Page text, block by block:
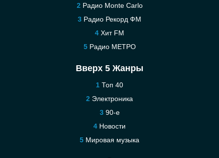
Радио Monte Carlo
Радио Рекорд ФМ
Хит FM
Радио МЕТРО
Вверх 5 Жанры
Топ 40
Электроника
90-е
Новости
Мировая музыка